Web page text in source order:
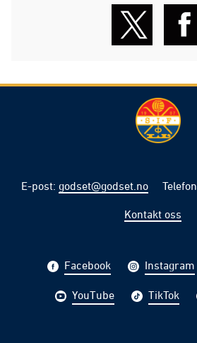
E-post: godset@godset.no Telefon
Kontakt oss
Facebook Instagram
YouTube TikTok